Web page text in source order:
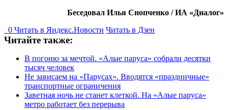
Беседовал Илья Снопченко / ИА «Диалог»
0 Читать в Яндекс.Новости Читать в Дзен
Читайте также:
В погоню за мечтой. «Алые паруса» собрали десятки
тысяч человек
Не зависаем на «Парусах». Вводятся «праздничные»
транспортные ограничения
Заветная ночь не станет клеткой. На «Алые паруса»
метро работает без перерыва